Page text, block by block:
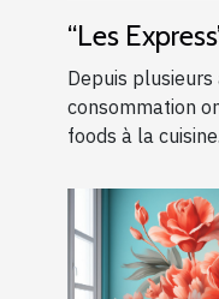
“Les
Depuis plusieurs
consommation
foods à la